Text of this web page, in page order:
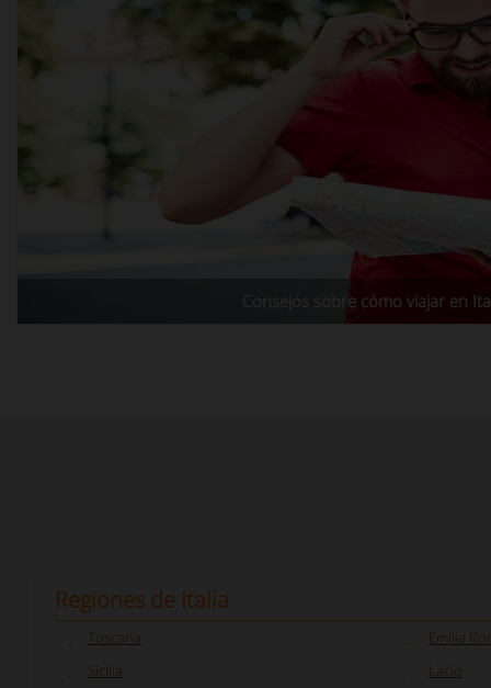
Consejos sobre cómo viajar en
Regiones de Italia
Toscana
Sicilia
Emilia
Lacio